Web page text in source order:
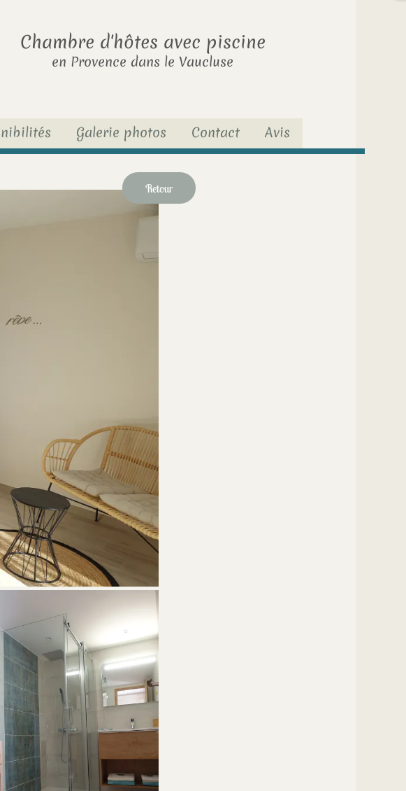
Chambre d'hôtes avec piscine
en Provence dans le Vaucluse
Galerie photos Contact Avis
Retour